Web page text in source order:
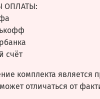
ОПЛАТЫ:
счёт
комплекта является
отличаться от